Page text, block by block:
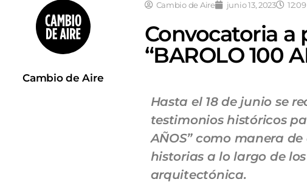
Cambio de Aire
Cambio de Aire junio 13, 2023
Convocatoria a
“BAROLO 100
Hasta el 18 de junio se
testimonios históricos
AÑOS” como manera
historias a lo largo de
arquitectónica.